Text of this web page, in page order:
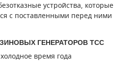
устройства, которые
с поставленными перед ними
ГЕНЕРАТОРОВ ТСС
время года